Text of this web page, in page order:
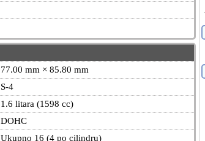
77.00 mm × 85.80 mm
S-4
1.6 litara (1598 cc)
DOHC
Ukupno 16 (4 po cilindru)